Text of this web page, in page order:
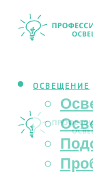
ОСВЕЩЕНИЕ